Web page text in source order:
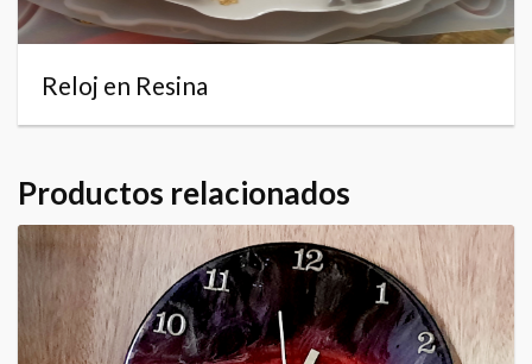
Reloj en Resina
Productos relacionados